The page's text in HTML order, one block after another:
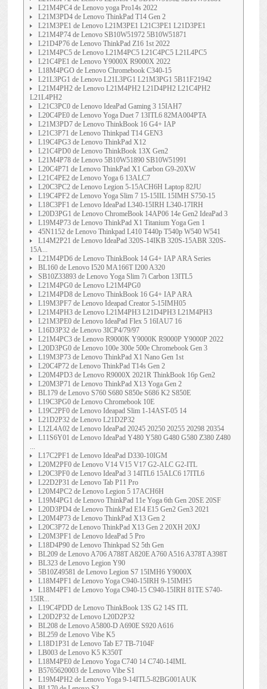
L21M4PC4 de Lenovo yoga Pro14s 2022
L21M3PD4 de Lenovo ThinkPad T14 Gen 2
L21M3PE1 de Lenovo L21M3PE1 L21C3PE1 L21D3PE1
L21M4P74 de Lenovo SB10W51972 5B10W51871
L21D4P76 de Lenovo ThinkPad Z16 1st 2022
L21M4PC5 de Lenovo L21M4PC5 L21C4PC5 L21L4PC5
L21C4PE1 de Lenovo Y9000X R9000X 2022
L18M4PGO de Lenovo Chromebook C340-15
L21L3PG1 de Lenovo L21L3PG1 L21M3PG1 5B11F21942
L21M4PH2 de Lenovo L21M4PH2 L21D4PH2 L21C4PH2
L21L4PH2
L21C3PC0 de Lenovo IdeaPad Gaming 3 15IAH7
L20C4PE0 de Lenovo Yoga Duet 7 13ITL6 82MA004PTA
L21M3PD7 de Lenovo ThinkBook 16 G4+ IAP
L21C3P71 de Lenovo Thinkpad T14 GEN3
L19C4PG3 de Lenovo ThinkPad X12
L21C4PD0 de Lenovo ThinkBook 13X Gen2
L21M4P78 de Lenovo 5B10W51890 SB10W51991
L20C4P71 de Lenovo ThinkPad X1 Carbon G9-20XW
L21C4PE2 de Lenovo Yoga 6 13ALC7
L20C3PC2 de Lenovo Legion 5-15ACH6H Laptop 82JU
L19C4PF2 de Lenovo Yoga Slim 7 15-15IIL 15IMH S750-15
L18C3PF1 de Lenovo IdeaPad L340-15IRH L340-17IRH
L20D3PG1 de Lenovo ChromeBook 14AP06 14e Gen2 IdeaPad 3
L19M4P73 de Lenovo ThinkPad X1 Titanium Yoga Gen 1
45N1152 de Lenovo Thinkpad L410 T440p T540p W540 W541
L14M2P21 de Lenovo IdeaPad 320S-14IKB 320S-15ABR 320S-
15A...
L21M4PD6 de Lenovo ThinkBook 14 G4+ IAP ARA Series
BL160 de Lenovo I520 MA166T I200 A320
SB10Z33893 de Lenovo Yoga Slim 7i Carbon 13ITL5
L21M4PG0 de Lenovo L21M4PG0
L21M4PD8 de Lenovo ThinkBook 16 G4+ IAP ARA
L19M3PF7 de Lenovo Ideapad Creator 5-15IMH05
L21M4PH3 de Lenovo L21M4PH3 L21D4PH3 L21M4PH3
L21M3PE0 de Lenovo IdeaPad Flex 5 16IAU7 16
L16D3P32 de Lenovo 3ICP4/79/97
L21M4PC3 de Lenovo R9000K Y9000K R9000P Y9000P 2022
L20D3PG0 de Lenovo 100e 300e 500e Chromebook Gen 3
L19M3P73 de Lenovo ThinkPad X1 Nano Gen 1st
L20C4P72 de Lenovo ThinkPad T14s Gen 2
L20M4PD3 de Lenovo R9000X 2021R ThinkBook 16p Gen2
L20M3P71 de Lenovo ThinkPad X13 Yoga Gen 2
BL179 de Lenovo S760 S680 S850e S686 K2 S850E
L19C3PG0 de Lenovo Chromebook 10E
L19C2PF0 de Lenovo Ideapad Slim 1-14AST-05 14
L21D2P32 de Lenovo L21D2P32
L12L4A02 de Lenovo IdeaPad 20245 20250 20255 20298 20354
L11S6Y01 de Lenovo IdeaPad Y480 Y580 G480 G580 Z380 Z480
...
L17C2PF1 de Lenovo IdeaPad D330-10IGM
L20M2PF0 de Lenovo V14 V15 V17 G2-ALC G2-ITL
L20C3PF0 de Lenovo IdeaPad 3 14ITL6 15ALC6 17ITL6
L22D2P31 de Lenovo Tab P11 Pro
L20M4PC2 de Lenovo Legion 5 17ACH6H
L19M4PG1 de Lenovo ThinkPad 11e Yoga 6th Gen 20SE 20SF
L20D3PD4 de Lenovo ThinkPad E14 E15 Gen2 Gen3 2021
L20M4P73 de Lenovo ThinkPad X13 Gen 2
L20C3P72 de Lenovo ThinkPad X13 Gen 2 20XH 20XJ
L20M3PF1 de Lenovo IdeaPad 5 Pro
L18D4P90 de Lenovo Thinkpad S2 5th Gen
BL209 de Lenovo A706 A788T A820E A760 A516 A378T A398T
BL323 de Lenovo Legion Y90
5B10Z49581 de Lenovo Legion S7 15IMH6 Y9000X
L18M4PF1 de Lenovo Yoga C940-15IRH 9-15IMH5
L18M4PF1 de Lenovo Yoga C940-15 C940-15IRH 81TE S740-
15IR...
L19C4PDD de Lenovo ThinkBook 13S G2 14S ITL
L20D2P32 de Lenovo L20D2P32
BL208 de Lenovo A5800-D A690E S920 A616
BL259 de Lenovo Vibe K5
L18D1P31 de Lenovo Tab E7 TB-7104F
LB003 de Lenovo K5 K350T
L18M4PE0 de Lenovo Yoga C740 14 C740-14IML
B5765620003 de Lenovo Vibe S1
L19M4PH2 de Lenovo Yoga 9-14ITL5-82BG001AUK